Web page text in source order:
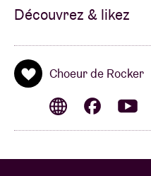
Découvrez & likez
Choeur de Rocker